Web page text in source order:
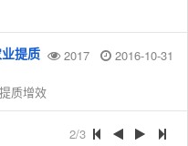
2017 2016-10-31
提质
质增效
2/3